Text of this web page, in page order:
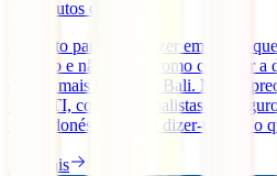
minutos de leitura
Há tanto para ver e fazer em Ubud
perdido e não saibas como começar a
cidade mais bonita de Bali. Não te
Na IATI, como especialistas em
ilha indonésia, vamos dizer-te tudo o
Ler mais